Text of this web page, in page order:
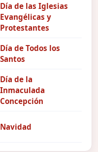
Día de las Iglesias
Evangélicas y
Protestantes
Día de Todos los
Santos
Día de la
Inmaculada
Concepción
Navidad